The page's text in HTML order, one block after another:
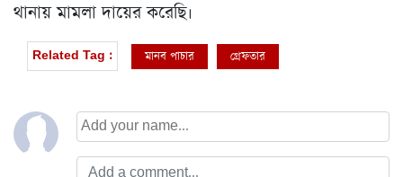
থানায় মামলা দায়ের করেছি।
Related Tag : মানব পাচার গ্রেফতার